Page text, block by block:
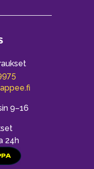
9–16
24h